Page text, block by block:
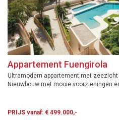
Appartement Fuengirola
Ultramodern appartement met
Nieuwbouw met mooie voorzieningen
PRIJS vanaf: € 499.000,-